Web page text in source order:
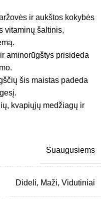
ir aukštos kokybės
vitaminų šaltinis,
aminorūgštys prisideda
šis maistas padeda
kvapiųjų medžiagų ir
Suaugusiems
Dideli, Maži, Vidutiniai